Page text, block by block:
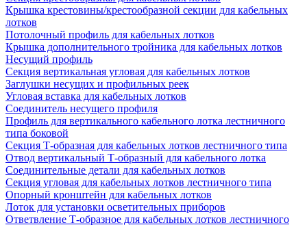
Крышка крестовины/крестообразной секции для кабельных
лотков
Потолочный профиль для кабельных лотков
Крышка дополнительного тройника для кабельных лотков
Несущий профиль
Секция вертикальная угловая для кабельных лотков
Заглушки несущих и профильных реек
Угловая вставка для кабельных лотков
Соединитель несущего профиля
Профиль для вертикального кабельного лотка лестничного
типа боковой
Секция Т-образная для кабельных лотков лестничного типа
Отвод вертикальный Т-образный для кабельного лотка
Соединительные детали для кабельных лотков
Секция угловая для кабельных лотков лестничного типа
Опорный кронштейн для кабельных лотков
Лоток для установки осветительных приборов
Ответвление Т-образное для кабельных лотков лестничного